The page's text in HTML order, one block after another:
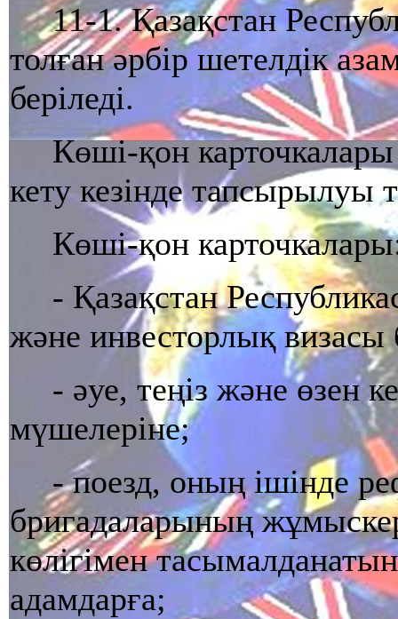
11-1. Қазақстан
толған әрбiр шетелдiк
беріледi.
Көшi-қон
кету кезiнде тапсырылуы
Көшi-қон
- Қазақстан
және инвесторлық визасы
- әуе, теңiз және өзен
мүшелерiне;
- поезд, оның iшiнде
бригадаларының
көлiгiмен
адамдарға;